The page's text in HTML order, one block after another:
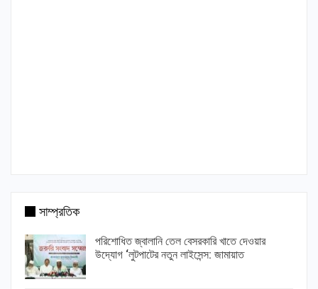
সাম্প্রতিক
পরিশোধিত জ্বালানি তেল বেসরকারি খাতে দেওয়ার
উদ্যোগ ‘লুটপাটের নতুন লাইসেন্স: জামায়াত